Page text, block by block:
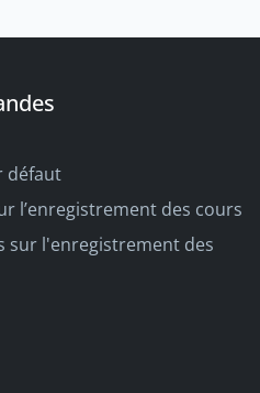
défaut
l’enregistrement des cours
sur l'enregistrement des